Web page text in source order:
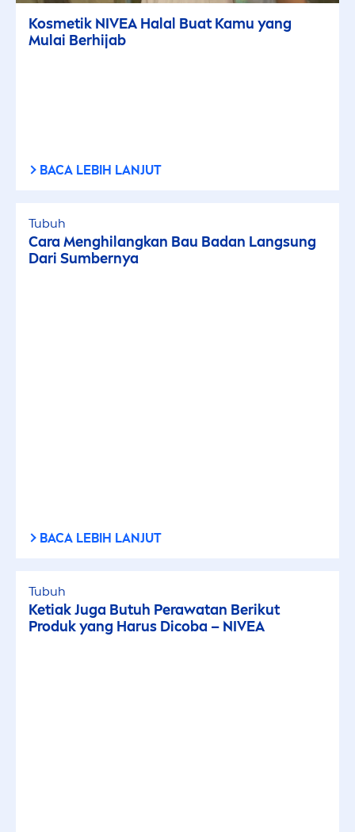
Kosmetik NIVEA Halal Buat Kamu yang
Mulai Berhijab
BACA LEBIH LANJUT
Tubuh
CaraMenghilangkan Bau Badan Langsung
Dari Sumbernya
BACA LEBIH LANJUT
Tubuh
Ketiak Juga Butuh Perawatan Berikut
Produk yang Harus Dicoba – NIVEA